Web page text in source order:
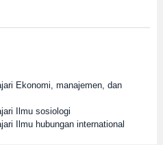
Ekonomi, manajemen, dan
Ilmu sosiologi
Ilmu hubungan international